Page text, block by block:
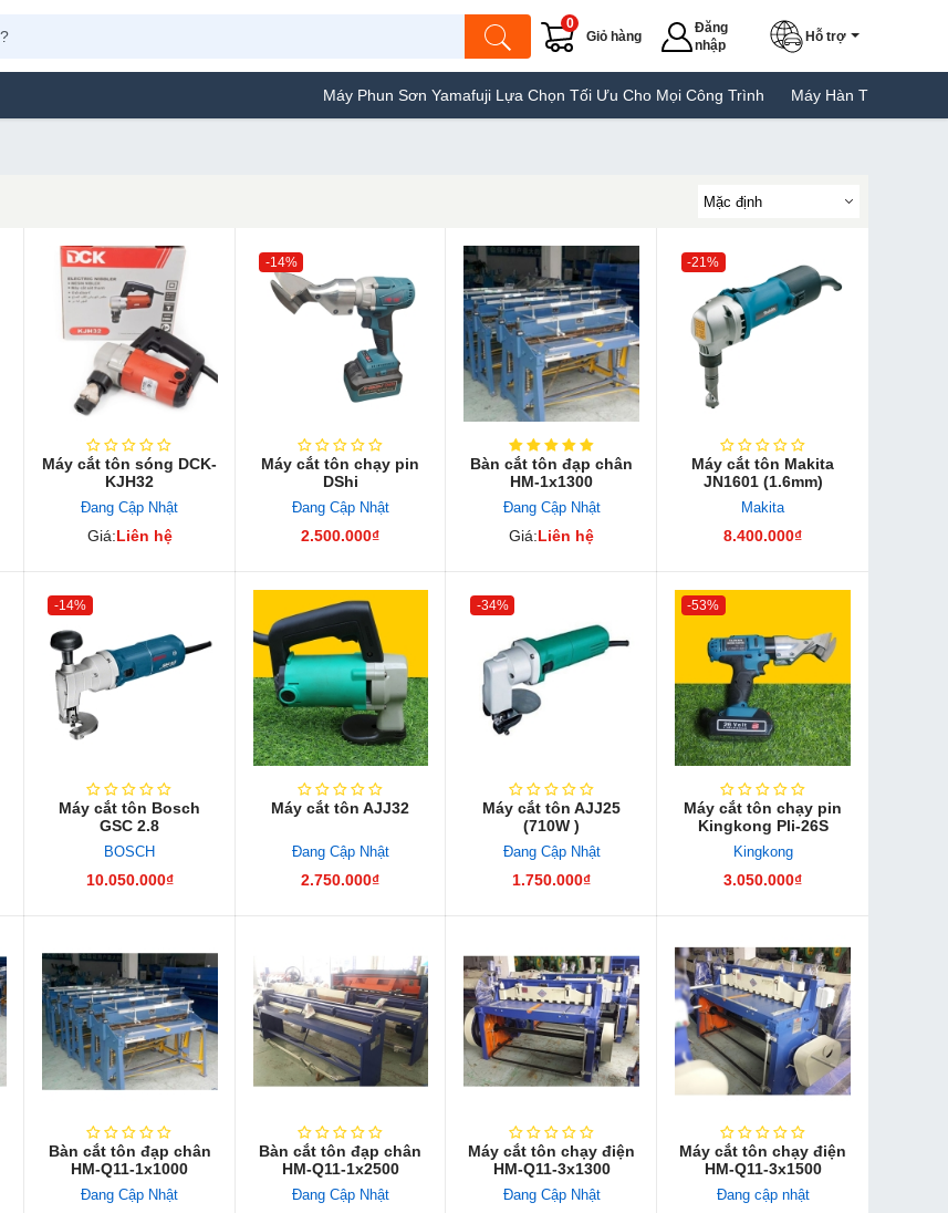
Giỏ hàng
0
Đăng
nhập
Hỗ trợ
Máy Phun Sơn Yamafuji Lựa Chọn Tối Ưu Cho Mọi Công Trình Máy Hàn Túi Yamafuji Lựa
Máy cắt tôn sóng DCK-
KJH32
Đang Cập Nhật
Giá:Liên hệ
-14%
Máy cắt tôn chạy pin
DShi
Đang Cập Nhật
2.500.000₫
Bàn cắt tôn đạp chân
HM-1x1300
Đang Cập Nhật
Giá:Liên hệ
-21%
Máy cắt tôn Makita
JN1601 (1.6mm)
Makita
8.400.000₫
-14%
Máy cắt tôn Bosch
GSC 2.8
BOSCH
10.050.000₫
Máy cắt tôn AJJ32
Đang Cập Nhật
2.750.000₫
-34%
Máy cắt tôn AJJ25
(710W )
Đang Cập Nhật
1.750.000₫
-53%
Máy cắt tôn chạy pin
Kingkong Pli-26S
Kingkong
3.050.000₫
Bàn cắt tôn đạp chân
HM-Q11-1x1000
Đang Cập Nhật
Bàn cắt tôn đạp chân
HM-Q11-1x2500
Đang Cập Nhật
Máy cắt tôn chạy điện
HM-Q11-3x1300
Đang Cập Nhật
Máy cắt tôn chạy điện
HM-Q11-3x1500
Đang cập nhật